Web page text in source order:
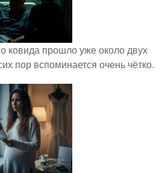
ковида прошло уже около двух
пор вспоминается очень чётко.